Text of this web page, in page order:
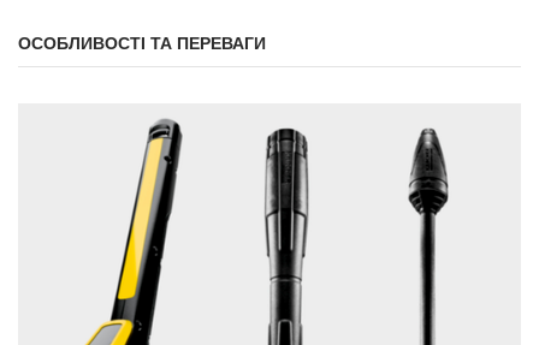
ОСОБЛИВОСТІ ТА ПЕРЕВАГИ